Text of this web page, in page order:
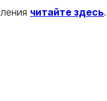
читайте здесь.